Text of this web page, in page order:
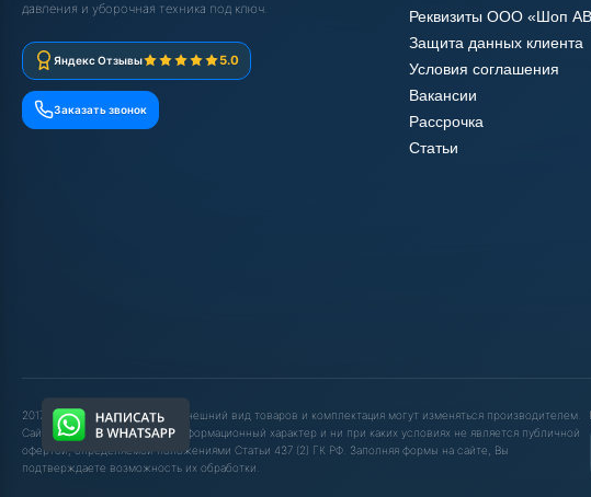
давления и уборочная техника под ключ.
Яндекс Отзывы 5.0
Заказать звонок
Реквизиты ООО «Шоп
Защита данных клиента
Условия соглашения
Вакансии
Рассрочка
Статьи
2017-2025 © ООО "ШОП АВД". Внешний вид товаров и комплектация могут изменяться производителем.
Сайт носит исключительно информационный характер и ни при каких условиях не является публичной
офертой, определяемой положениями Статьи 437 (2) ГК РФ. Заполняя формы на сайте, Вы
подтверждаете возможность их обработки.